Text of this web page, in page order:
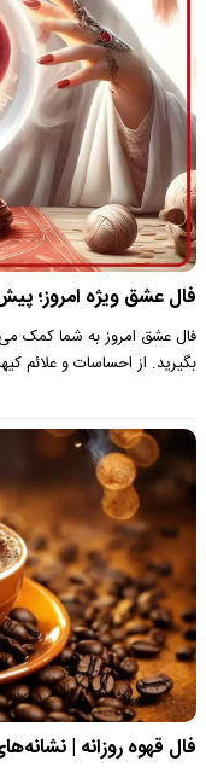
فال عشق ویژه امروز؛
فال عشق امروز به شما کمک
بگیرید. از احساسات و علائم
فال قهوه روزانه |